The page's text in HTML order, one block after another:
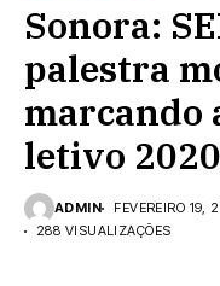
Sonora:
palestra
marcando
letivo
ADMIN FEVEREIRO 19,
288 VISUALIZAÇÕES